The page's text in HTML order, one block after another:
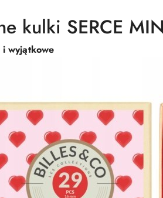
kulki SERCE
i wyjątkowe